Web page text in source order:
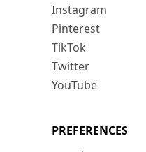
Instagram
Pinterest
TikTok
Twitter
YouTube
PREFERENCES